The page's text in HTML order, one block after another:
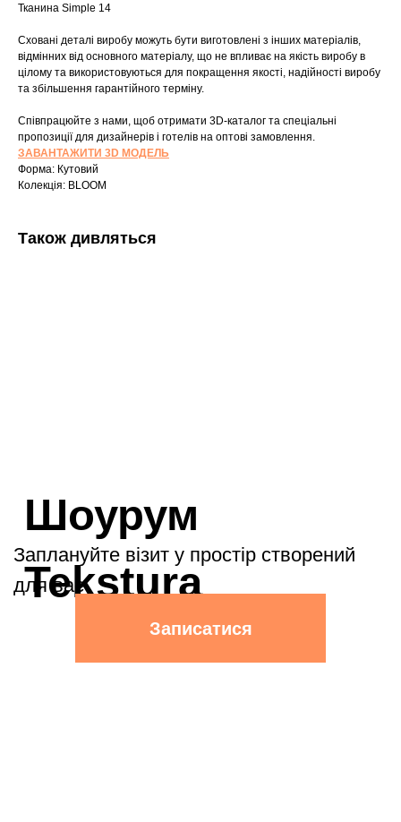
Тканина Simple 14
Сховані деталі виробу можуть бути виготовлені з інших матеріалів,
відмінних від основного матеріалу, що не впливає на якість виробу в
цілому та використовуються для покращення якості, надійності виробу
та збільшення гарантійного терміну.
Співпрацюйте з нами, щоб отримати 3D-каталог та спеціальні
пропозиції для дизайнерів і готелів на оптові замовлення.
ЗАВАНТАЖИТИ 3D МОДЕЛЬ
Форма: Кутовий
Колекція: BLOOM
Також дивляться
Шоурум
Tekstura
Заплануйте візит у простір створений
для вас